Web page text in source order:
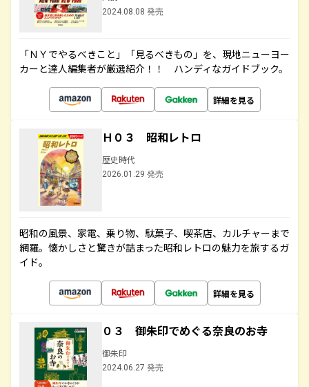
2024.08.08 発売
「ＮＹでやるべきこと」「見るべきもの」を、現地ニューヨー
カーと達人編集者が厳選紹介！！ ハンディなガイドブック。
詳細を見る
Ｈ０３ 昭和レトロ
歴史時代
2026.01.29 発売
昭和の風景、家電、乗り物、駄菓子、喫茶店、カルチャーまで
網羅。懐かしさと驚きが詰まった昭和レトロの魅力を旅するガ
イド。
詳細を見る
０３ 御朱印でめぐる奈良のお寺
御朱印
2024.06.27 発売